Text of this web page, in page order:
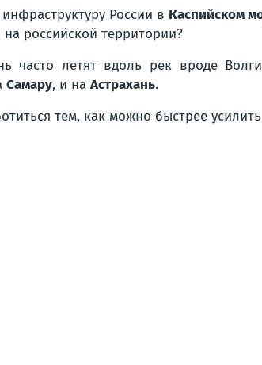
России в Каспийском
российской территории?
часто летят вдоль рек вроде
Самару, и на Астрахань.
тем, как можно быстрее